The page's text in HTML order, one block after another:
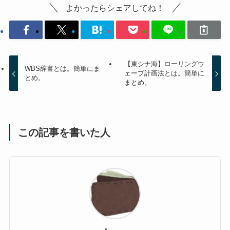
よかったらシェアしてね！
WBS辞書とは。簡単にま
とめ。
【東シナ海】ローリングウ
ェーブ計画法とは。簡単に
まとめ。
この記事を書いた人